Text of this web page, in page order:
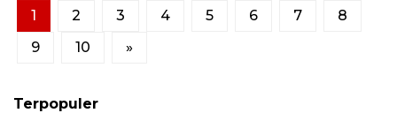
1 2 3 4 5 6 7
8
9
10 »
Terpopuler